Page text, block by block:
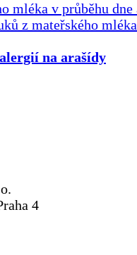
mléka v průběhu dne
z mateřského
na arašídy
4